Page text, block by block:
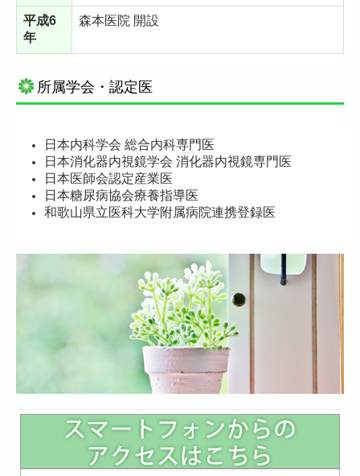
平成6
年
森本医院 開設
所属学会・認定医
日本内科学会 総合内科専門医
日本消化器内視鏡学会 消化器内視鏡専門医
日本医師会認定産業医
日本糖尿病協会療養指導医
和歌山県立医科大学附属病院連携登録医